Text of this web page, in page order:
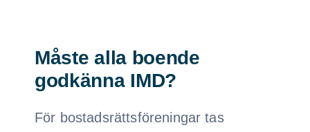
Måste alla boende
godkänna IMD?
För bostadsrättsföreningar tas